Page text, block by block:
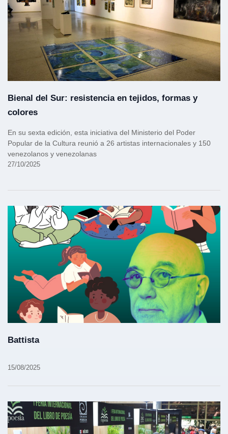
Bienal del Sur: resistencia en tejidos, formas y
colores
En su sexta edición, esta iniciativa del Ministerio del Poder
Popular de la Cultura reunió a 26 artistas internacionales y 150
venezolanos y venezolanas
27/10/2025
Battista
15/08/2025